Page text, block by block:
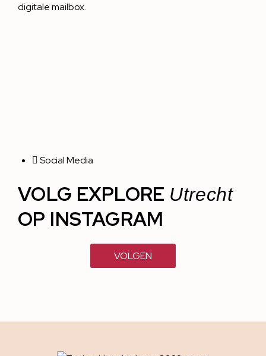
digitale mailbox.
Social Media
VOLG EXPLORE Utrecht
OP INSTAGRAM
VOLGEN